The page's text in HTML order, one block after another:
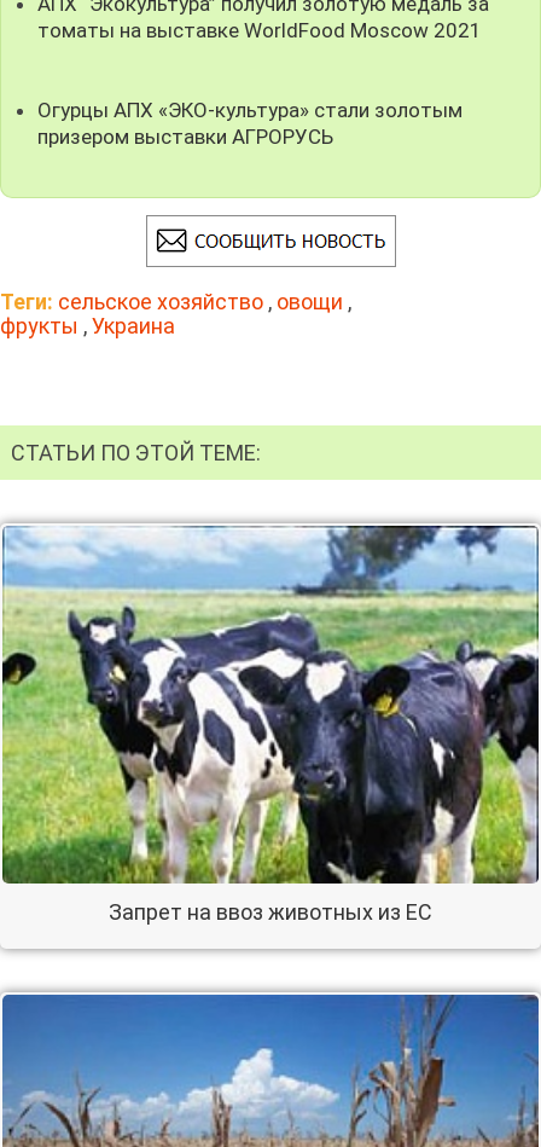
томаты на выставке WorldFood Moscow 2021
Огурцы АПХ «ЭКО-культура» стали золотым
призером выставки АГРОРУСЬ
Теги: сельское хозяйство , овощи ,
фрукты ,Украина
СТАТЬИ ПО ЭТОЙ ТЕМЕ:
Запрет на ввоз животных из ЕС